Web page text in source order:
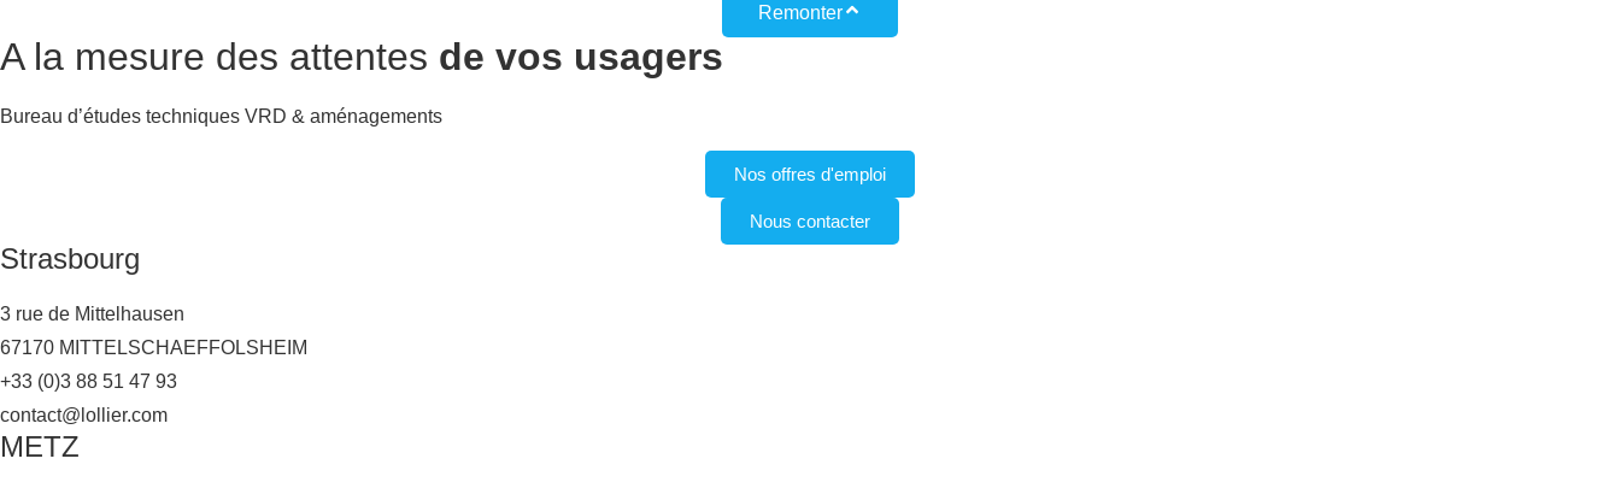
Remonter
A la mesure des attentes de vos usagers
Bureau d’études techniques VRD & aménagements
Nos offres d'emploi
Nous contacter
Strasbourg
3 rue de Mittelhausen
67170 MITTELSCHAEFFOLSHEIM
+33 (0)3 88 51 47 93
contact@lollier.com
METZ